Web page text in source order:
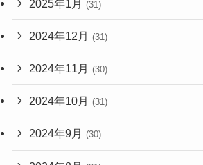
2025年1月 (31)
2024年12月 (31)
2024年11月 (30)
2024年10月 (31)
2024年9月 (30)